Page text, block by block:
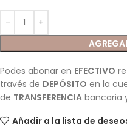
Podes abonar en EFECTIVO
través de DEPÓSITO en la
de TRANSFERENCIA bancaria
Añadir a la lista de